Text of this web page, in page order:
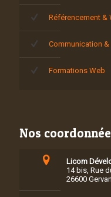
Référencement &
Communication
Formations Web
Nos
Licom
14 bis, Rue
26600